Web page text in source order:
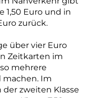
1,50 Euro und in
zurück.
über vier Euro
Zeitkarten im
mehrere
Im
zweiten Klasse